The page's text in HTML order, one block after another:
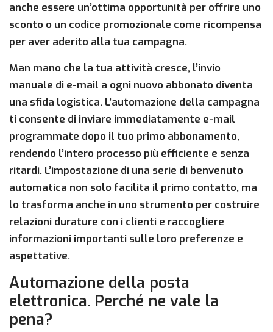
anche essere un’ottima opportunità per offrire uno
sconto o un codice promozionale come ricompensa
per aver aderito alla tua campagna.
Man mano che la tua attività cresce, l’invio
manuale di e-mail a ogni nuovo abbonato diventa
una sfida logistica. L’automazione della campagna
ti consente di inviare immediatamente e-mail
programmate dopo il tuo primo abbonamento,
rendendo l’intero processo più efficiente e senza
ritardi. L’impostazione di una serie di benvenuto
automatica non solo facilita il primo contatto, ma
lo trasforma anche in uno strumento per costruire
relazioni durature con i clienti e raccogliere
informazioni importanti sulle loro preferenze e
aspettative.
Automazione della posta
elettronica. Perché ne vale la
pena?